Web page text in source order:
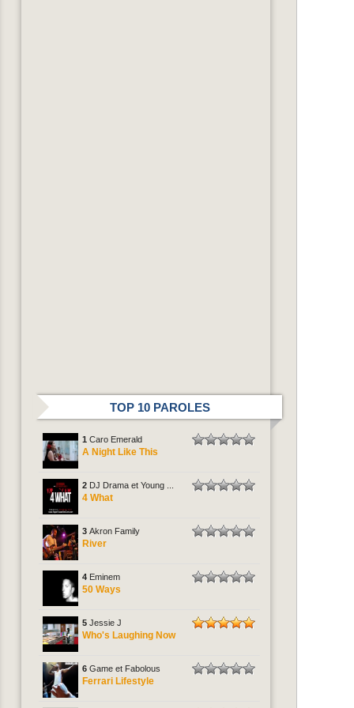
TOP 10 PAROLES
1 Caro Emerald
A Night Like This
2 DJ Drama et Young ...
4 What
3 Akron Family
River
4 Eminem
50 Ways
5 Jessie J
Who's Laughing Now
6 Game et Fabolous
Ferrari Lifestyle